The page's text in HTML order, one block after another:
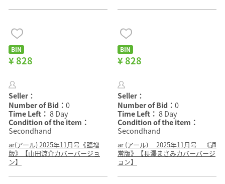
BIN
¥ 828
Seller：
Number of Bid： 0
Time Left： 8 Day
Condition of the item：
Secondhand
ar(アール) 2025年11月号《臨増
版》【山田涼介カバーバージョ
ン】
BIN
¥ 828
Seller：
Number of Bid： 0
Time Left： 8 Day
Condition of the item：
Secondhand
ar (アール) 2025年11月号 《通
常版》【長澤まさみカバーバージ
ョン】